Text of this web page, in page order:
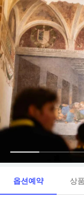
옵션예약 상